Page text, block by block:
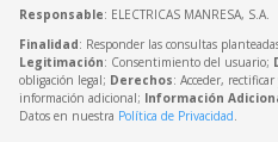
Responsable: ELECTRICAS MANRESA, S.A.
Finalidad: Responder las consultas
Legitimación: Consentimiento del usuario;
obligación legal; Derechos: Acceder,
información adicional; Información
Datos en nuestra Política de Privacidad.